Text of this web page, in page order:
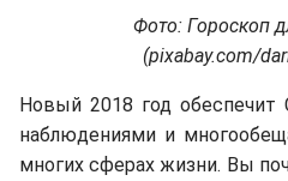
Фото: Гороскоп
(pixabay.com/
Новый 2018 год обеспечит
наблюдениями и
многих сферах жизни. Вы